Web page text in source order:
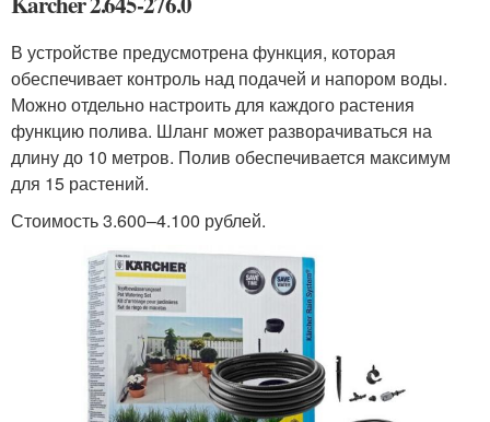
В устройстве предусмотрена функция, которая
обеспечивает контроль над подачей и напором воды.
Можно отдельно настроить для каждого растения
функцию полива. Шланг может разворачиваться на
длину до 10 метров. Полив обеспечивается максимум
для 15 растений.
Стоимость 3.600–4.100 рублей.